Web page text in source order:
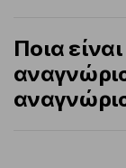
Ποια